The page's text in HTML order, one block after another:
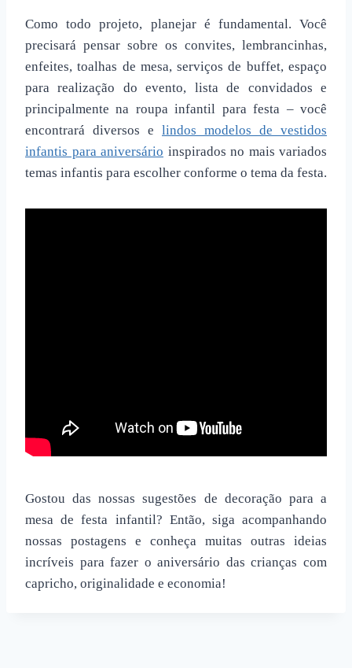
Como todo projeto, planejar é fundamental. Você
precisará pensar sobre os convites, lembrancinhas,
enfeites, toalhas de mesa, serviços de buffet, espaço
para realização do evento, lista de convidados e
principalmente na roupa infantil para festa – você
encontrará diversos e lindos modelos de vestidos
infantis para aniversário inspirados no mais variados
temas infantis para escolher conforme o tema da festa.
Gostou das nossas sugestões de decoração para a
mesa de festa infantil? Então, siga acompanhando
nossas postagens e conheça muitas outras ideias
incríveis para fazer o aniversário das crianças com
capricho, originalidade e economia!